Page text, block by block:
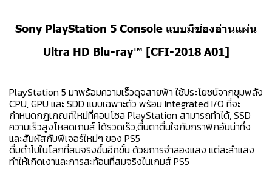
Sony PlayStation 5 Console แบบมีช่องอ่านแผ่น
Ultra HD Blu-ray™ [CFI-2018 A01]
PlayStation 5 มาพร้อมความเร็วดุจสายฟ้า ใช้ประโยชน์จากขุมพลัง
CPU, GPU และ SDD แบบเฉพาะตัว พร้อม Integrated I/O ที่จะ
กำหนดกฎเกณฑ์ใหม่ที่คอนโซล PlayStation สามารถทำได้, SSD
ความเร็วสูงโหลดเกมส์ ได้รวดเร็ว,ตื่นตาตื่นใจกับกราฟิกอันน่าทึ่ง
และสัมผัสกับฟีเจอร์ใหม่ๆ ของ PS5
ดื่มด่ำไปในโลกที่สมจริงขึ้นอีกขั้น ด้วยการจำลองแสง แต่ละลำแสง
ทำให้เกิดเงาและการสะท้อนที่สมจริงในเกมส์ PS5